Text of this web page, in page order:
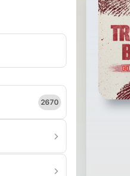
2670